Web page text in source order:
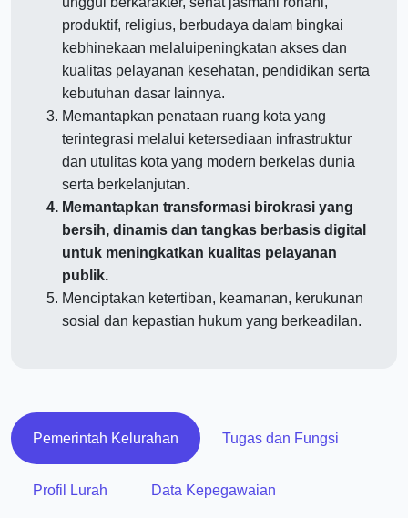
produktif, religius, berbudaya dalam bingkai
kebhinekaan melaluipeningkatan akses dan
kualitas pelayanan kesehatan, pendidikan serta
kebutuhan dasar lainnya.
Memantapkan penataan ruang kota yang
terintegrasi melalui ketersediaan infrastruktur
dan utulitas kota yang modern berkelas dunia
serta berkelanjutan.
Memantapkan transformasi birokrasi yang
bersih, dinamis dan tangkas berbasis digital
untuk meningkatkan kualitas pelayanan
publik.
Menciptakan ketertiban, keamanan, kerukunan
sosial dan kepastian hukum yang berkeadilan.
Pemerintah Kelurahan Tugas dan Fungsi
Profil Lurah Data Kepegawaian